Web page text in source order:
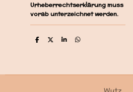
Urheberrechtserklärung muss
vorab unterzeichnet werden.
T
T
T
T